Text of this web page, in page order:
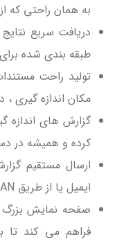
به همان راحتی که
دریافت سریع نتایج
طبقه بندی شده
تولید راحت
مکان اندازه گیری
کرده و همیشه در
ارسال مستقیم
ایمیل یا از طریق WLAN به مشتری.
فراهم می کند تا